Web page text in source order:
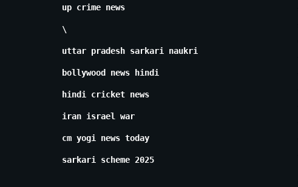
up crime news
\
uttar pradesh sarkari naukri
bollywood news hindi
hindi cricket news
iran israel war
cm yogi news today
sarkari scheme 2025